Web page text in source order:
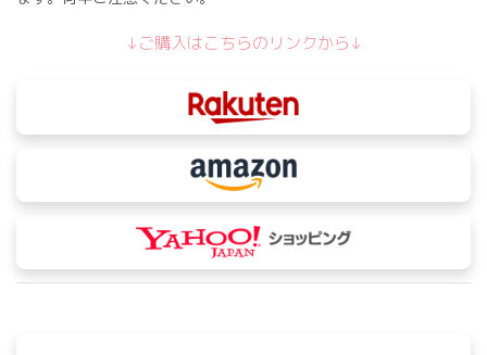
↓ご購入はこちらのリンクから↓